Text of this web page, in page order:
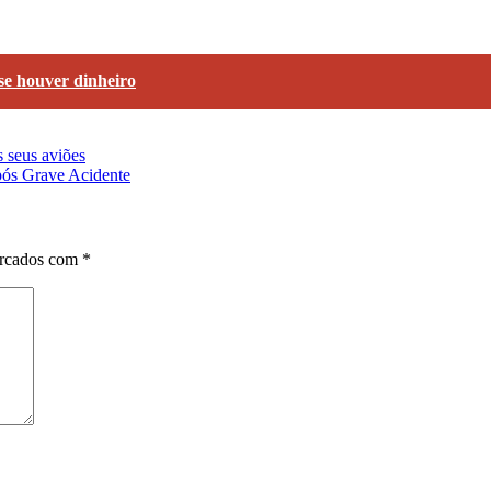
houver dinheiro
aviões
Grave Acidente
com *